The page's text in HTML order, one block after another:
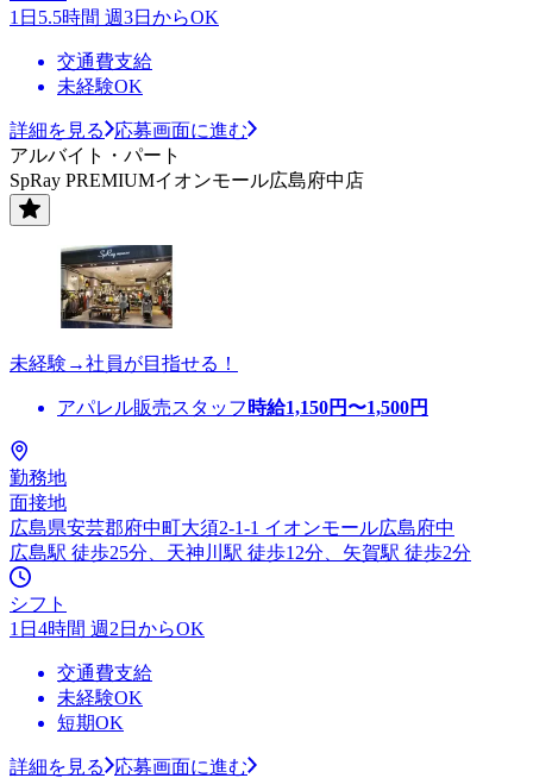
1日5.5時間 週3日からOK
交通費支給
未経験OK
詳細を見る
応募画面に進む
アルバイト・パート
SpRay PREMIUMイオンモール広島府中店
未経験→社員が目指せる！
アパレル販売スタッフ 時給1,150円〜1,500円
勤務地
面接地
広島県安芸郡府中町大須2-1-1 イオンモール広島府中
広島駅 徒歩25分、天神川駅 徒歩12分、矢賀駅 徒歩2分
シフト
1日4時間 週2日からOK
交通費支給
未経験OK
短期OK
詳細を見る
応募画面に進む